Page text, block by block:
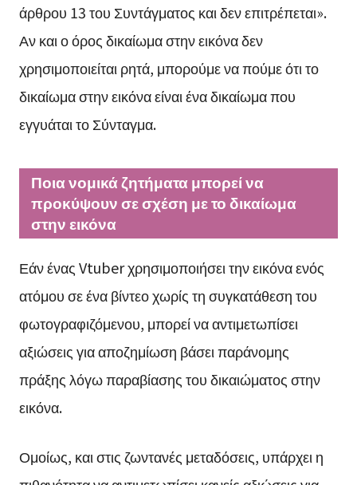
άρθρου 13 του Συντάγματος και δεν επιτρέπεται».
Αν και ο όρος δικαίωμα στην εικόνα δεν
χρησιμοποιείται ρητά, μπορούμε να πούμε ότι το
δικαίωμα στην εικόνα είναι ένα δικαίωμα που
εγγυάται το Σύνταγμα.
Ποια νομικά ζητήματα μπορεί να
προκύψουν σε σχέση με το δικαίωμα
στην εικόνα
Εάν ένας Vtuber χρησιμοποιήσει την εικόνα ενός
ατόμου σε ένα βίντεο χωρίς τη συγκατάθεση του
φωτογραφιζόμενου, μπορεί να αντιμετωπίσει
αξιώσεις για αποζημίωση βάσει παράνομης
πράξης λόγω παραβίασης του δικαιώματος στην
εικόνα.
Ομοίως, και στις ζωντανές μεταδόσεις, υπάρχει η